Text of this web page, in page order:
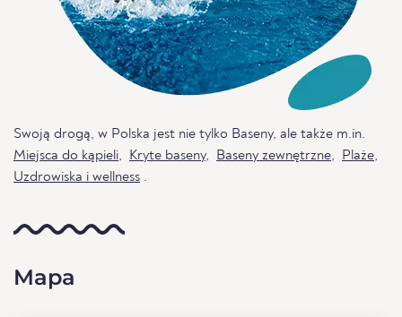
Swoją drogą, w Polska jest nie tylko Baseny, ale także m.in.
Miejsca do kąpieli, Kryte baseny, Baseny zewnętrzne, Plaże,
Uzdrowiska i wellness .
Mapa